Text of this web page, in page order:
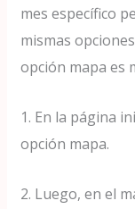
mes específico
mismas
opción mapa es
1. En la página
opción mapa.
2. Luego, en el